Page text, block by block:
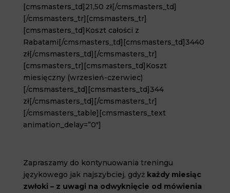
[cmsmasters_td]21,50 zł[/cmsmasters_td]
[/cmsmasters_tr][cmsmasters_tr]
[cmsmasters_td]Koszt całości z
Rabatami[/cmsmasters_td][cmsmasters_td]3440
zł[/cmsmasters_td][/cmsmasters_tr]
[cmsmasters_tr][cmsmasters_td]Koszt
miesięczny (wrzesień-czerwiec)
[/cmsmasters_td][cmsmasters_td]344
zł[/cmsmasters_td][/cmsmasters_tr]
[/cmsmasters_table][cmsmasters_text
animation_delay=”0″]
Zapraszamy do kontynuowania treningu
językowego jak najszybciej, gdyż każdy miesiąc
zwłoki – z uwagi na odwyknięcie od mówienia